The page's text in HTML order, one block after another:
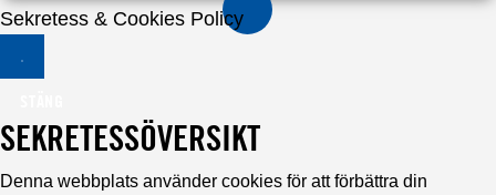
Sekretess & Cookies Policy
SEKRETESSÖVERSIKT
Denna webbplats använder cookies för att förbättra din